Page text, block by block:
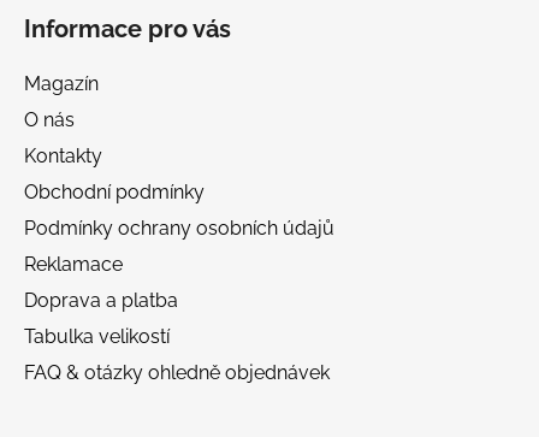
Informace pro vás
Magazín
O nás
Kontakty
Obchodní podmínky
Podmínky ochrany osobních údajů
Reklamace
Doprava a platba
Tabulka velikostí
FAQ & otázky ohledně objednávek